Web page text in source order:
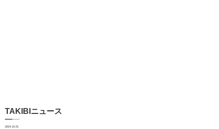
TAKIBIニュース
2024.10.01